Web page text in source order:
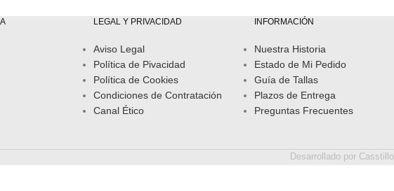
LEGAL Y PRIVACIDAD
Aviso Legal
Política de Pivacidad
Política de Cookies
Condiciones de Contratación
Canal Ético
INFORMACIÓN
Nuestra Historia
Estado de Mi Pedido
Guía de Tallas
Plazos de Entrega
Preguntas Frecuentes
Desarrollado por Casstillo